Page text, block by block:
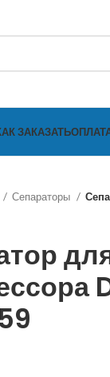
ЗАКАЗАТЬ
Сепараторы